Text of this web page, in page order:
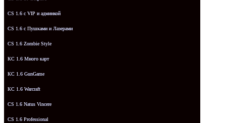
CS 1.6 с VIP и админкой
CS 1.6 с Пушками и Лазерами
CS 1.6 Zombie Style
КС 1.6 Много карт
КС 1.6 GunGame
КС 1.6 Warcraft
CS 1.6 Natus Vincere
CS 1.6 Professional